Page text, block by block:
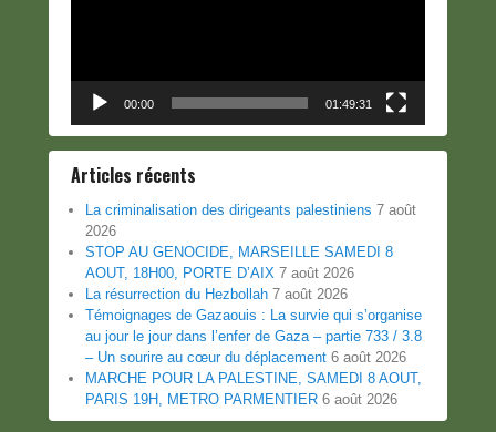
00:00 01:49:31
Articles récents
La criminalisation des dirigeants palestiniens 7 août
2026
STOP AU GENOCIDE, MARSEILLE SAMEDI 8
AOUT, 18H00, PORTE D’AIX 7 août 2026
La résurrection du Hezbollah 7 août 2026
Témoignages de Gazaouis : La survie qui s’organise
au jour le jour dans l’enfer de Gaza – partie 733 / 3.8
– Un sourire au cœur du déplacement 6 août 2026
MARCHE POUR LA PALESTINE, SAMEDI 8 AOUT,
PARIS 19H, METRO PARMENTIER 6 août 2026